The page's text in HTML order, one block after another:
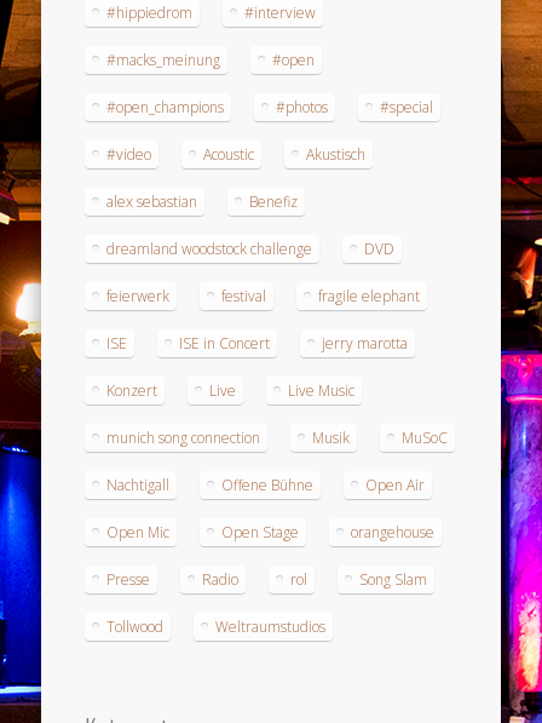
#hippiedrom #interview
#macks_meinung #open
#open_champions #photos #special
#video Acoustic Akustisch
alex sebastian Benefiz
dreamland woodstock challenge DVD
feierwerk festival fragile elephant
ISE ISE in Concert jerry marotta
Konzert Live Live Music
munich song connection Musik MuSoC
Nachtigall Offene Bühne Open Air
Open Mic Open Stage orangehouse
Presse Radio rol Song Slam
Tollwood Weltraumstudios